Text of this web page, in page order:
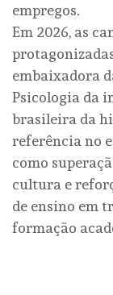
empregos.
Em 2026, as
embaixadora
Psicologia da
brasileira da
referência no
como
cultura e
de ensino em
formação